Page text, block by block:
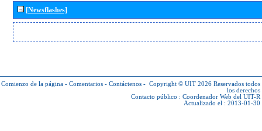
[Newsflashes]
Comienzo de la página - Comentarios - Contáctenos - Copyright © UIT 2026 Reservados todos
los derechos
Contacto público : Coordenador Web del UIT-R
Actualizado el : 2013-01-30